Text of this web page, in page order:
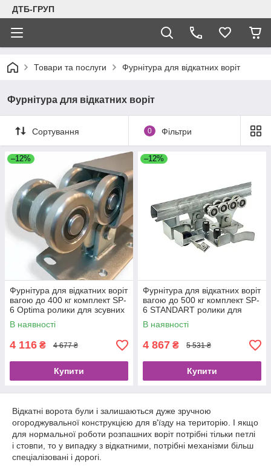
ДТБ-ГРУП
Товари та послуги Фурнітура для відкатних воріт
Фурнітура для відкатних воріт
Сортування 0 Фільтри
–12%
Фурнітура для відкатних воріт
вагою до 400 кг комплект SP-
6 Optima ролики для зсувних
воріт
В наявності
4 116 ₴ 4 677 ₴
Купити
–12%
Фурнітура для відкатних воріт
вагою до 500 кг комплект SP-
6 STANDART ролики для
зсувних воріт балка 6м
В наявності
4 867 ₴ 5 531 ₴
Купити
Відкатні ворота були і залишаються дуже зручною
огороджувальної конструкцією для в'їзду на територію. І якщо
для нормальної роботи розпашних воріт потрібні тільки петлі
і стовпи, то у випадку з відкатними, потрібні механізми більш
спеціалізовані і дорогі.